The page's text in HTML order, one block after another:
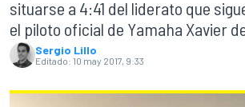
situarse a 4:41 del liderato que
el piloto oficial de Yamaha Xavier
Sergio Lillo
Editado: 10 may 2017, 9:33